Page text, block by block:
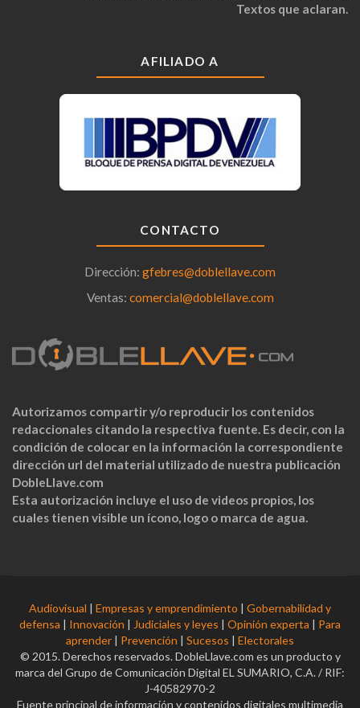
Textos que aclaran.
AFILIADO A
CONTACTO
Dirección: gfebres@doblellave.com
Ventas: comercial@doblellave.com
Autorizamos compartir y/o reproducir los contenidos
redaccionales citando la respectiva fuente. Es decir, con la
condición de colocar en la información la correspondiente
dirección url del material utilizado de nuestra publicación
DobleLlave.com
Esta autorización incluye el uso de videos propios, los
cuales tienen visible un ícono, logo o marca de agua.
Audiovisual | Empresas y emprendimiento | Gobernabilidad y
defensa | Innovación | Judiciales y leyes | Opinión experta | Para
aprender | Prevención | Sucesos | Electorales
© 2015. Derechos reservados. DobleLlave.com es un producto y
marca del Grupo de Comunicación Digital EL SUMARIO, C.A. / RIF:
J-40582970-2
Fuente principal de información y contenidos digitales multimedia